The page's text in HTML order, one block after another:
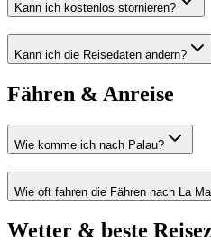
Kann ich kostenlos stornieren?
Kann ich die Reisedaten ändern?
Fähren & Anreise
Wie komme ich nach Palau?
Wie oft fahren die Fähren nach La
Wetter & beste